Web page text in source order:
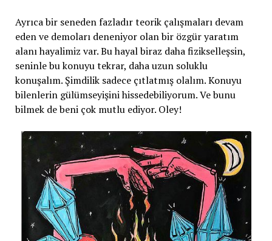
Ayrıca bir seneden fazladır teorik çalışmaları devam
eden ve demoları deneniyor olan bir özgür yaratım
alanı hayalimiz var. Bu hayal biraz daha fizikselleşsin,
seninle bu konuyu tekrar, daha uzun soluklu
konuşalım. Şimdilik sadece çıtlatmış olalım. Konuyu
bilenlerin gülümseyişini hissedebiliyorum. Ve bunu
bilmek de beni çok mutlu ediyor. Oley!